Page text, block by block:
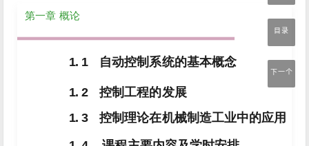
目录
下一个